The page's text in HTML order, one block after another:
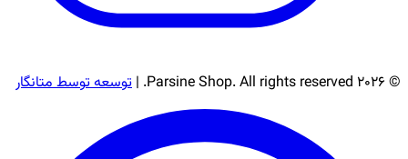
© 2026 Parsine Shop. All rights reserved. | توسعه توسط متانگار